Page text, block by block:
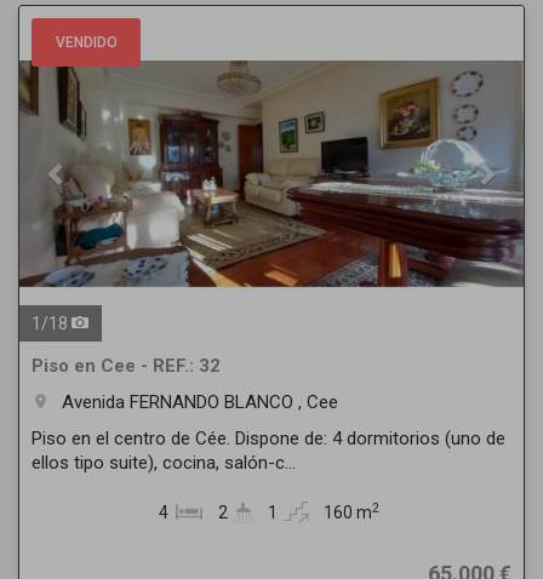
VENDIDO
Previous Next
1 /18
Piso en Cee - REF.: 32
room
Avenida FERNANDO BLANCO , Cee
Piso en el centro de Cée. Dispone de: 4 dormitorios (uno de
ellos tipo suite), cocina, salón-c...
4 2 1 160 m2
65.000 €